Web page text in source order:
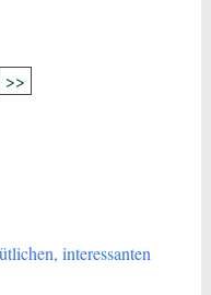
>>
interessanten